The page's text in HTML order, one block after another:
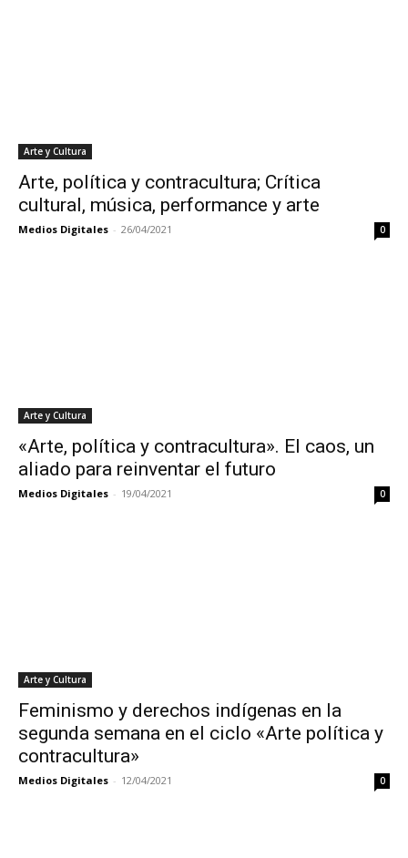
Arte y Cultura
Arte, política y contracultura; Crítica
cultural, música, performance y arte
Medios Digitales - 26/04/2021 0
Arte y Cultura
«Arte, política y contracultura». El caos, un
aliado para reinventar el futuro
Medios Digitales - 19/04/2021 0
Arte y Cultura
Feminismo y derechos indígenas en la
segunda semana en el ciclo «Arte política y
contracultura»
Medios Digitales - 12/04/2021 0